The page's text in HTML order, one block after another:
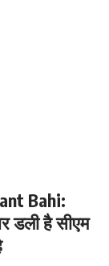
Bahi:
डली है सीएम